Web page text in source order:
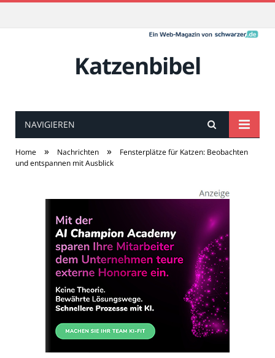
Katzenbibel
NAVIGIEREN
Home » Nachrichten »
Fensterplätze für Katzen: Beobachten
und entspannen mit Ausblick